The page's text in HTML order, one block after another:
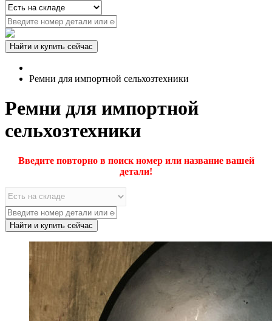
Ремни для импортной сельхозтехники
Ремни для импортной
сельхозтехники
Введите повторно в поиск номер или название вашей
детали!